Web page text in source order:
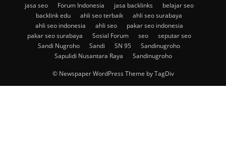
jasa seo
Forum Indonesia jasa backlinks
belajar seo
backlink edu
ahli seo terbaik
ahli seo surabaya
ahli seo indonesia
ahli seo
pakar seo indonesia
pakar seo surabaya
Sosial Forum seo
seputar seo
Sandi Nugroho
Sandi SN 95
Sandinugroho
Sapulidi Nusantara Raya
Sandinugroho
© Newspaper WordPress Theme by TagDiv